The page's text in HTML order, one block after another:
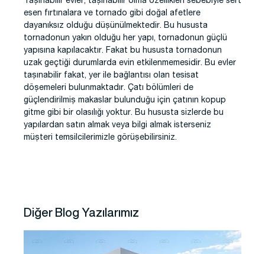
esen fırtınalara ve tornado gibi doğal afetlere
dayanıksız olduğu düşünülmektedir. Bu hususta
tornadonun yakın olduğu her yapı, tornadonun güçlü
yapısına kapılacaktır. Fakat bu hususta tornadonun
uzak geçtiği durumlarda evin etkilenmemesidir. Bu evler
taşınabilir fakat, yer ile bağlantısı olan tesisat
döşemeleri bulunmaktadır. Çatı bölümleri de
güçlendirilmiş makaslar bulunduğu için çatının kopup
gitme gibi bir olasılığı yoktur. Bu hususta sizlerde bu
yapılardan satın almak veya bilgi almak isterseniz
müşteri temsilcilerimizle görüşebilirsiniz.
Diğer Blog Yazılarımız